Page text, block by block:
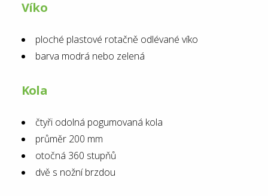
Víko
ploché plastové rotačně odlévané víko
barva modrá nebo zelená
Kola
čtyři odolná pogumovaná kola
průměr 200 mm
otočná 360 stupňů
dvě s nožní brzdou